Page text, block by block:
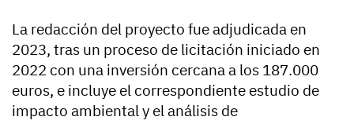
La redacción del proyecto fue adjudicada en
2023, tras un proceso de licitación iniciado en
2022 con una inversión cercana a los 187.000
euros, e incluye el correspondiente estudio de
impacto ambiental y el análisis de